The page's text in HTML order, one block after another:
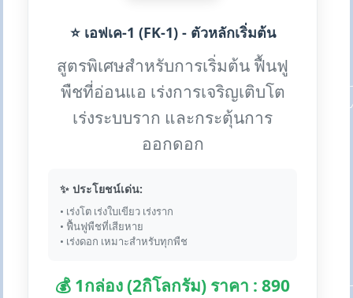
⭐ เอฟเค-1 (FK-1) - ตัวหลักเริ่มต้น
สูตรพิเศษสำหรับการเริ่มต้น ฟื้นฟู
พืชที่อ่อนแอ เร่งการเจริญเติบโต
เร่งระบบราก และกระตุ้นการ
ออกดอก
✨ ประโยชน์เด่น:
• เร่งโต เร่งใบเขียว เร่งราก
• ฟื้นฟูพืชที่เสียหาย
• เร่งดอก เหมาะสำหรับทุกพืช
💰 1กล่อง (2กิโลกรัม) ราคา : 890